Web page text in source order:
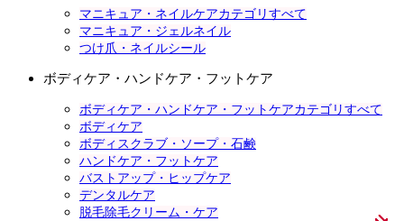
マニキュア・ネイルケアカテゴリすべて
マニキュア・ジェルネイル
つけ爪・ネイルシール
ボディケア・ハンドケア・フットケア
ボディケア・ハンドケア・フットケアカテゴリすべて
ボディケア
ボディスクラブ・ソープ・石鹸
ハンドケア・フットケア
バストアップ・ヒップケア
デンタルケア
脱毛除毛クリーム・ケア